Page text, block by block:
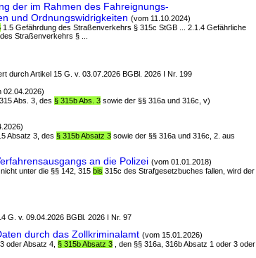
der im Rahmen des Fahreignungs-
und Ordnungswidrigkeiten (vom 11.10.2024)
1.5 Gefährdung des Straßenverkehrs § 315c StGB ... 2.1.4 Gefährliche
Straßenverkehrs § ...
durch Artikel 15 G. v. 03.07.2026 BGBl. 2026 I Nr. 199
02.04.2026)
Abs. 3, des § 315b Abs. 3 sowie der §§ 316a und 316c, v)
Absatz 3, des § 315b Absatz 3 sowie der §§ 316a und 316c, 2. aus
an die Polizei (vom 01.01.2018)
unter die §§ 142, 315 bis 315c des Strafgesetzbuches fallen, wird der
G. v. 09.04.2026 BGBl. 2026 I Nr. 97
durch das Zollkriminalamt (vom 15.01.2026)
oder Absatz 4, § 315b Absatz 3 , den §§ 316a, 316b Absatz 1 oder 3 oder